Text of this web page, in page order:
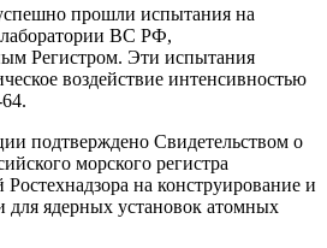
прошли испытания на
лаборатории ВС РФ,
Регистром. Эти испытания
воздействие интенсивностью
подтверждено Свидетельством о
морского регистра
Ростехнадзора на конструирование и
для ядерных установок атомных